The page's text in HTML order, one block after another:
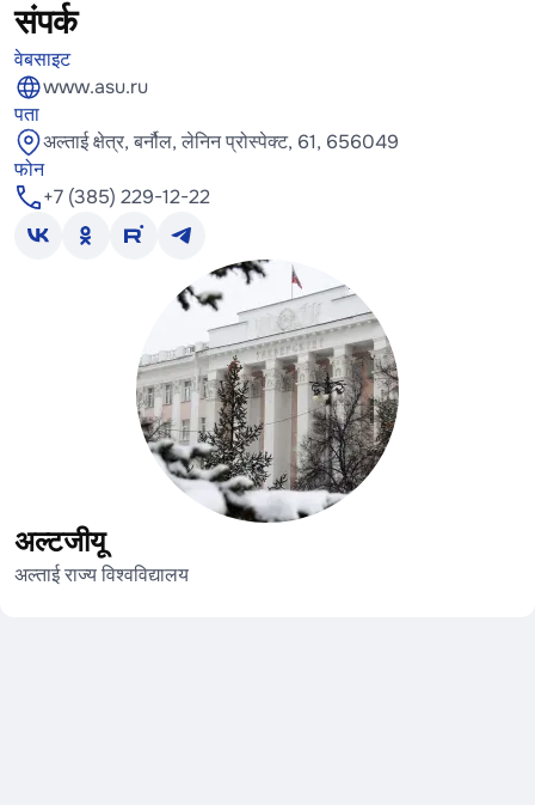
संपर्क
वेबसाइट
www.asu.ru
पता
अल्ताई क्षेत्र, बर्नौल, लेनिन प्रोस्पेक्ट, 61, 656049
फोन
+7 (385) 229-12-22
अल्टजीयू
अल्ताई राज्य विश्वविद्यालय